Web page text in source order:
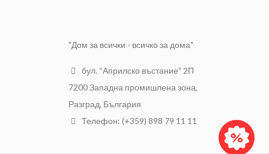
"Дом за всички - всичко за дома"
бул. “Априлско въстание” 2П
7200 Западна промишлена зона,
Разград, България
Телефон: (+359) 898 79 11 11